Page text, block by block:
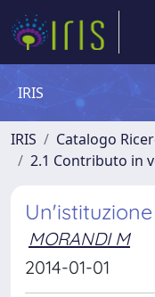
IRIS
IRIS Catalogo
2.1 Contributo in
MORANDI M
2014-01-01